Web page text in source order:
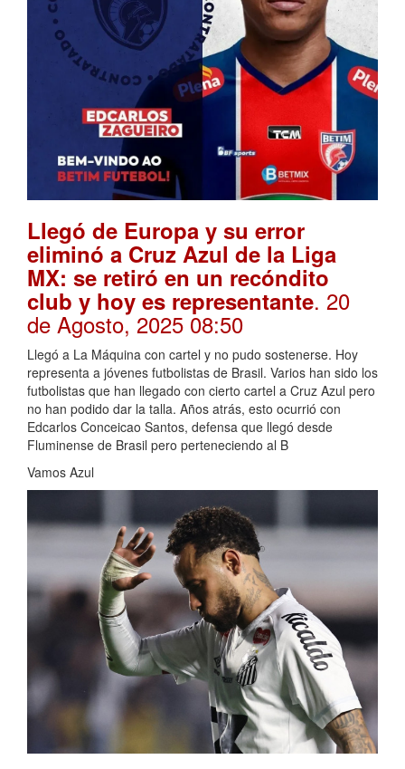
Llegó de Europa y su error
eliminó a Cruz Azul de la Liga
MX: se retiró en un recóndito
club y hoy es representante. 20
de Agosto, 2025 08:50
Llegó a La Máquina con cartel y no pudo sostenerse. Hoy
representa a jóvenes futbolistas de Brasil. Varios han sido los
futbolistas que han llegado con cierto cartel a Cruz Azul pero
no han podido dar la talla. Años atrás, esto ocurrió con
Edcarlos Conceicao Santos, defensa que llegó desde
Fluminense de Brasil pero perteneciendo al B
Vamos Azul